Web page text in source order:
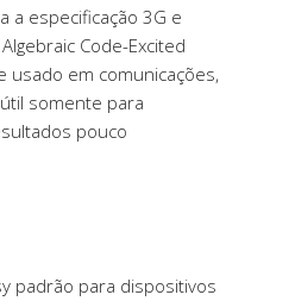
a especificação 3G e
Code-Excited
usado em comunicações,
somente para
pouco
padrão para dispositivos